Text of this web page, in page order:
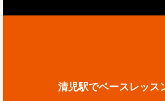
清児駅でベースレッス